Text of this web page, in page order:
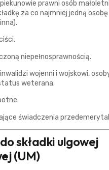
prawni osób
za co najmniej jedną
niepełnosprawnością.
wojenni i wojskowi,
weterana.
świadczenia
składki ulgowej
(UM)